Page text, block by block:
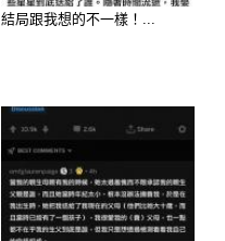
結局跟我想的不一樣！...